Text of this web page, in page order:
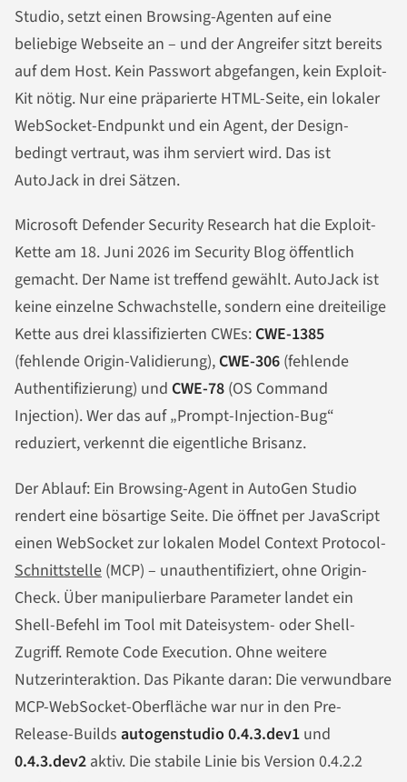
Studio, setzt einen Browsing-Agenten auf eine
beliebige Webseite an – und der Angreifer sitzt bereits
auf dem Host. Kein Passwort abgefangen, kein Exploit-
Kit nötig. Nur eine präparierte HTML-Seite, ein lokaler
WebSocket-Endpunkt und ein Agent, der Design-
bedingt vertraut, was ihm serviert wird. Das ist
AutoJack in drei Sätzen.
Microsoft Defender Security Research hat die Exploit-
Kette am 18. Juni 2026 im Security Blog öffentlich
gemacht. Der Name ist treffend gewählt. AutoJack ist
keine einzelne Schwachstelle, sondern eine dreiteilige
Kette aus drei klassifizierten CWEs: CWE-1385
(fehlende Origin-Validierung), CWE-306 (fehlende
Authentifizierung) und CWE-78 (OS Command
Injection). Wer das auf „Prompt-Injection-Bug“
reduziert, verkennt die eigentliche Brisanz.
Der Ablauf: Ein Browsing-Agent in AutoGen Studio
rendert eine bösartige Seite. Die öffnet per JavaScript
einen WebSocket zur lokalen Model Context Protocol-
Schnittstelle (MCP) – unauthentifiziert, ohne Origin-
Check. Über manipulierbare Parameter landet ein
Shell-Befehl im Tool mit Dateisystem- oder Shell-
Zugriff. Remote Code Execution. Ohne weitere
Nutzerinteraktion. Das Pikante daran: Die verwundbare
MCP-WebSocket-Oberfläche war nur in den Pre-
Release-Builds autogenstudio 0.4.3.dev1 und
0.4.3.dev2 aktiv. Die stabile Linie bis Version 0.4.2.2